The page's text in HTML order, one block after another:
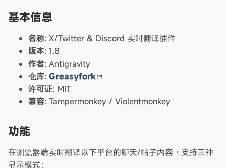
基本信息
名称: X/Twitter & Discord 实时翻译插件
版本: 1.8
作者: Antigravity
仓库: Greasyfork
许可证: MIT
兼容: Tampermonkey / Violentmonkey
功能
在浏览器端实时翻译以下平台的聊天/帖子内容，支持三种
显示模式：